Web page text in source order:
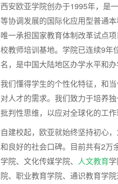
西安欧亚学院创办于1995年，是
等协调发展的国际化应用型普通
唯一承担国家教育体制改革试点
校教师培训基地。学院已连续9年
名，是中国大陆地区办学水平和
我们懂得学生的个性化特征，和
对人才的需求。我们致力于培养
批判性思维，以应对全球化的工
自建校起，欧亚就始终坚持初心
和良好的社会口碑。目前共有2万
学院、文化传媒学院、 人文教育
院、职业教育学院、通识教育学